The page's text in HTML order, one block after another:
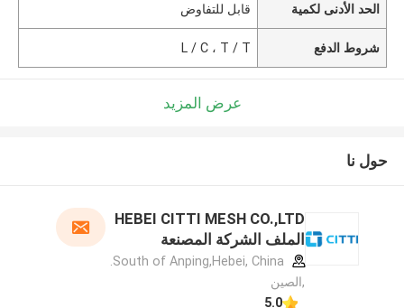
الحد الأدنى لكمية قابل للتفاوض
شروط الدفع L / C ، T / T
عرض المزيد
حول نا
HEBEI CITTI MESH CO.,LTD
الملف الشركة المصنعة
,الصين
5.0